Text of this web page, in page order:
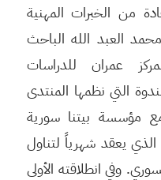
من الخبرات المهنية
محمد العبد الله الباحث
عمران للدراسات
التي نظمها المنتدى
مؤسسة بيتنا سورية
الذي يعقد شهرياً لتناول
وفي انطلاقته الأولى